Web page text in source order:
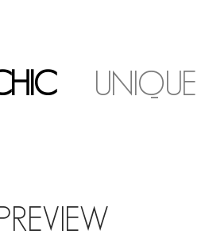
UNIQUE